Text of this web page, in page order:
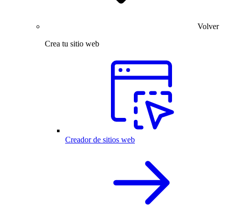
Volver
Crea tu sitio web
Creador de sitios web